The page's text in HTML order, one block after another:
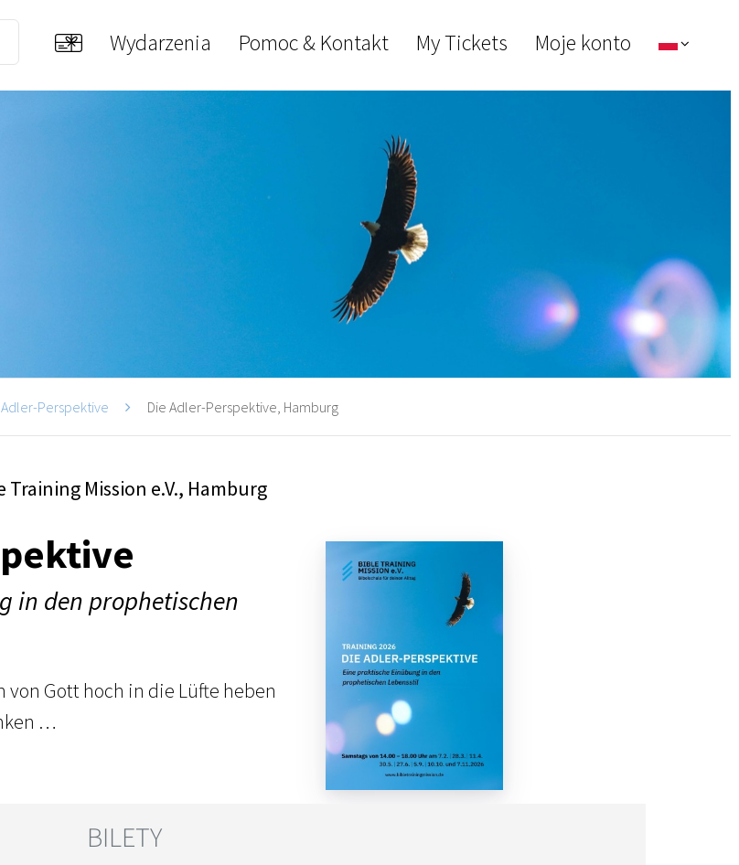
Wydarzenia Pomoc & Kontakt My Tickets Moje konto
Adler-Perspektive Die Adler-Perspektive, Hamburg
Training Mission e.V., Hamburg
in den prophetischen
von Gott hoch in die Lüfte heben
…